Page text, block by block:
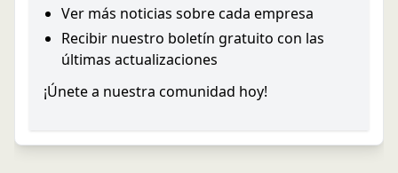
Ver más noticias sobre cada empresa
Recibir nuestro boletín gratuito con las
últimas actualizaciones
¡Únete a nuestra comunidad hoy!